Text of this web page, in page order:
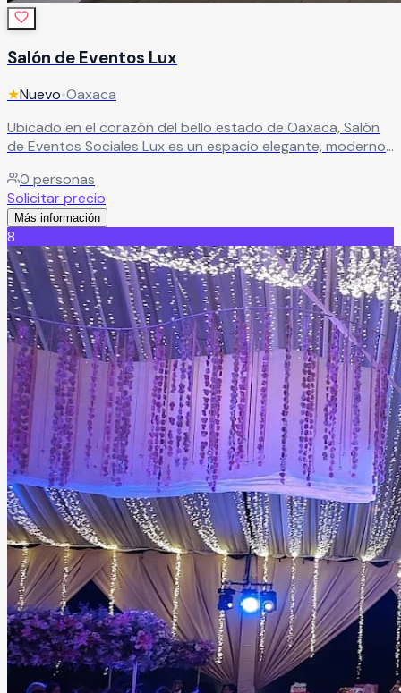
Salón de Eventos Lux
★Nuevo•Oaxaca
Ubicado en el corazón del bello estado de Oaxaca, Salón
de Eventos Sociales Lux es un espacio elegante, moderno
atención y el servicio hacia los novios, familiares y amigos
son prioridad, cuidando cada detalle para que tu evento
se convierta en una experiencia verdaderamente
memorable.
0 personas
Solicitar precio
Más información
8